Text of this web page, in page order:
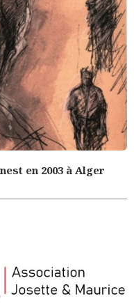
en 2003 à Alger